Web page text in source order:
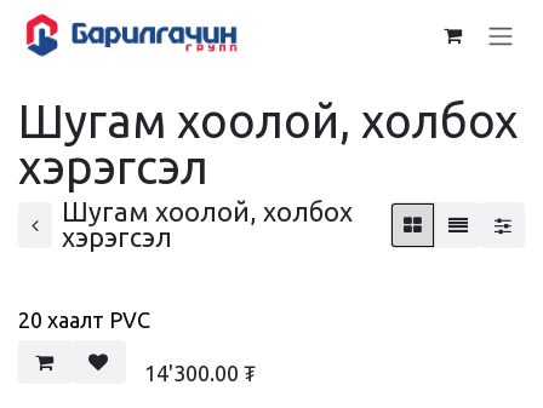
Skip to Content
Шугам хоолой, холбох
хэрэгсэл
Шугам хоолой, холбох
хэрэгсэл
20 хаалт PVC
14'300.00 ₮